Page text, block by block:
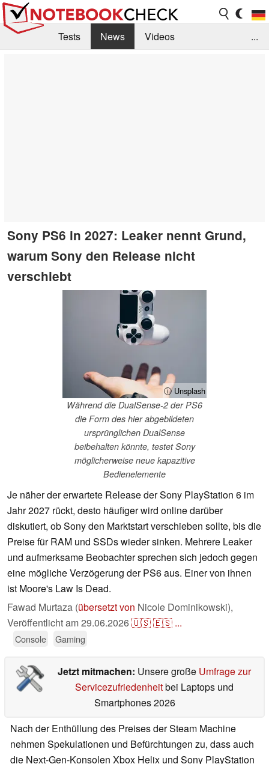
Tests News
Videos
...
Sony PS6 in 2027: Leaker nennt Grund,
warum Sony den Release nicht
verschiebt
ⓘ Unsplash
Während die DualSense-2 der PS6
die Form des hier abgebildeten
ursprünglichen DualSense
beibehalten könnte, testet Sony
möglicherweise neue kapazitive
Bedienelemente
Je näher der erwartete Release der Sony PlayStation 6 im
Jahr 2027 rückt, desto häufiger wird online darüber
diskutiert, ob Sony den Marktstart verschieben sollte, bis die
Preise für RAM und SSDs wieder sinken. Mehrere Leaker
und aufmerksame Beobachter sprechen sich jedoch gegen
eine mögliche Verzögerung der PS6 aus. Einer von ihnen
ist Moore's Law Is Dead.
Fawad Murtaza (übersetzt von Nicole Dominikowski),
Veröffentlicht am29.06.2026🇺🇸🇪🇸 ...
Console Gaming
Jetzt mitmachen: Unsere große Umfrage zur
Servicezufriedenheitbei Laptops und
Smartphones 2026
Nach der Enthüllung des Preises der Steam Machine
nehmen Spekulationen und Befürchtungen zu, dass auch
die Next-Gen-Konsolen Xbox Helix und Sony PlayStation